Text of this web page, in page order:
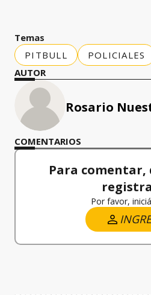
Temas
PITBULL
POLICIALES
AUTOR
Rosario
COMENTARIOS
Para comentar,
Por favor,